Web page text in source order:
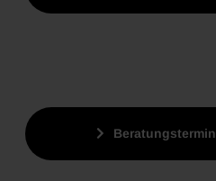
Beratungstermin